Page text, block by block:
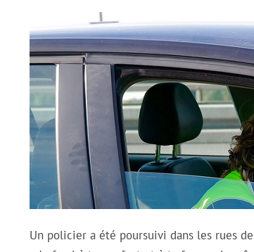
Un policier a été poursuivi dans les rues